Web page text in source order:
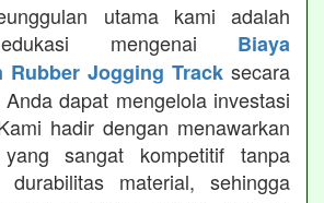
utama kami adalah
mengenai Biaya
Rubber Jogging Track secara
dapat mengelola investasi
hadir dengan menawarkan
sangat kompetitif tanpa
durabilitas material, sehingga